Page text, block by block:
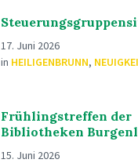
17. Juni 2026
in HEILIGENBRUNN,
Frühlingstreffen der
Bibliotheken
15. Juni 2026